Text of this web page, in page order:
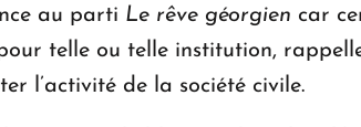
au parti Le rêve géorgien car
telle ou telle institution,
l’activité de la société civile.